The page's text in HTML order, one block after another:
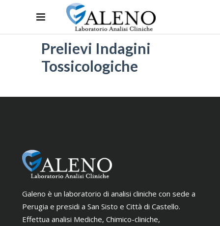
Prelievi Indagini
Tossicologiche
Galeno è un laboratorio di analisi cliniche con sede a
Perugia e presidi a San Sisto e Città di Castello.
Effettua analisi Mediche, Chimico-cliniche,